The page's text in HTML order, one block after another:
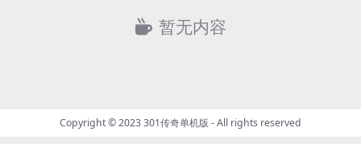
暂无内容
Copyright © 2023301传奇单机版 - All rights reserved